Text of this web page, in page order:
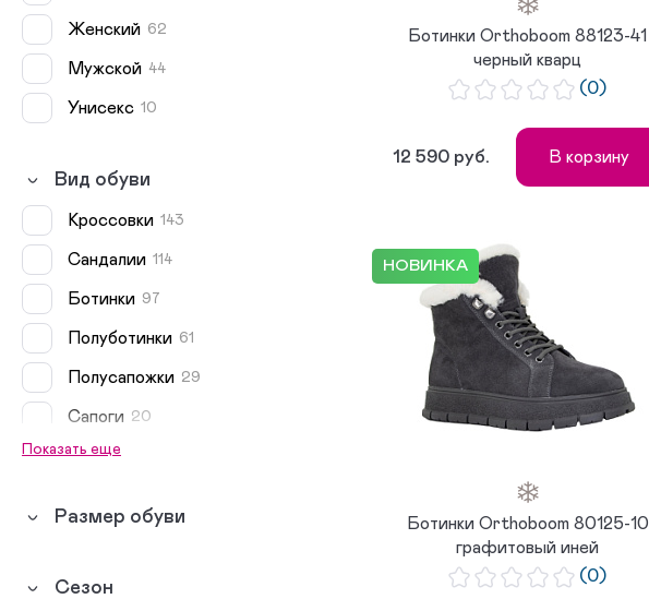
женский 62
мужской 44
унисекс 10
Вид обуви
Кроссовки 143
Сандалии 114
Ботинки 97
Полуботинки 61
Полусапожки 29
Сапоги 20
Кеды 15
Показать еще
Размер обуви
Сезон
Ботинки Orthoboom 88123-41
черный кварц
(0)
12 590 руб. В корзину
НОВИНКА
Ботинки Orthoboom 80125-10
графитовый иней
(0)